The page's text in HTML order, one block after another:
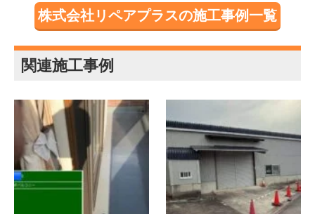
株式会社リペアプラスの施工事例一覧
関連施工事例